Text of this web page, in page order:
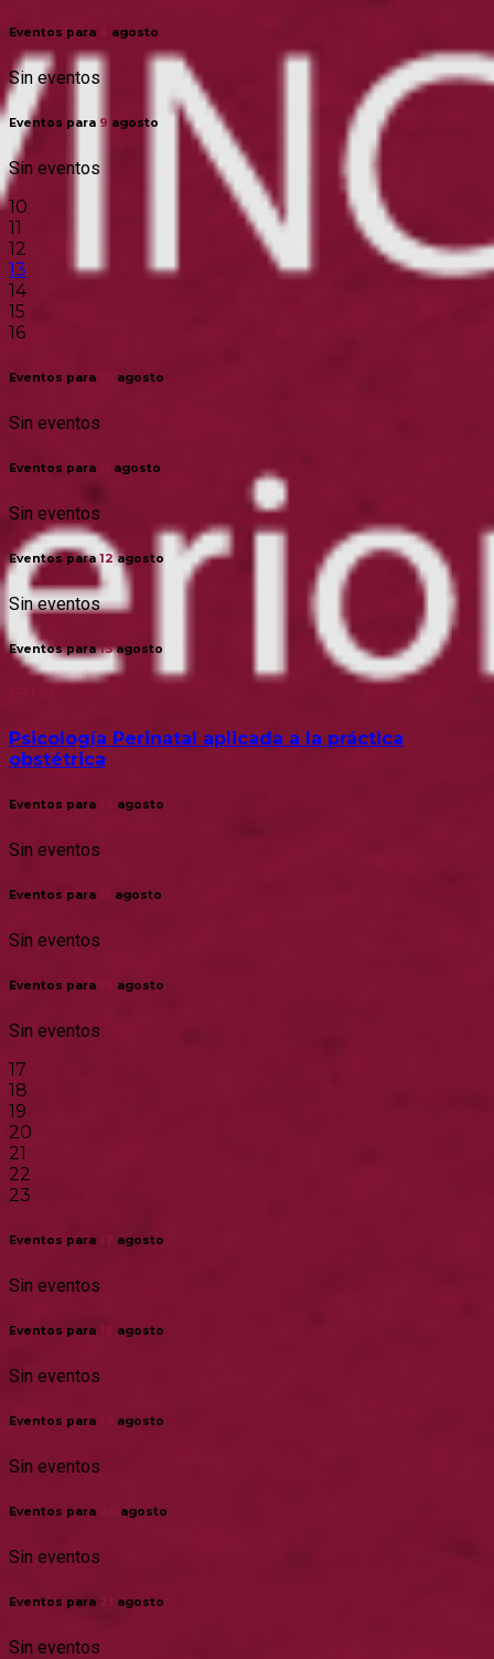
Eventos para agosto
Sin eventos
Eventos para 9 agosto
Sin eventos
10
11
12
13
14
15
16
Eventos para agosto
Sin eventos
Eventos para agosto
Sin eventos
Eventos para12agosto
Sin eventos
Eventos para13agosto
Psicología Perinatal aplicada a la práctica
obstétrica
Eventos para agosto
Sin eventos
Eventos para agosto
Sin eventos
Eventos para agosto
Sin eventos
17
18
19
20
21
22
23
Eventos para 17 agosto
Sin eventos
Eventos para agosto
Sin eventos
Eventos para agosto
Sin eventos
Eventos para agosto
Sin eventos
Eventos para 21 agosto
Sin eventos